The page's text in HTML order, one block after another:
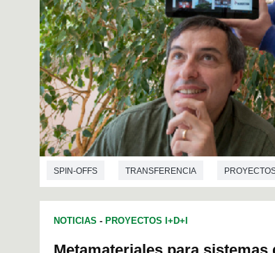
SPIN-OFFS TRANSFERENCIA
INGENIERÍA DE TELECOMUNICACIONES
NOTICIAS - PROYECTOS I+D+I